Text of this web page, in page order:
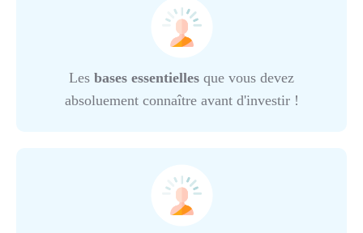
Les bases essentielles que vous devez
absoluement connaître avant d'investir !